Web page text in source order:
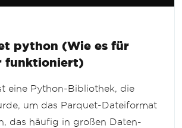
python (Wie es für
funktioniert)
eine Python-Bibliothek, die
um das Parquet-Dateiformat
das häufig in großen Daten-